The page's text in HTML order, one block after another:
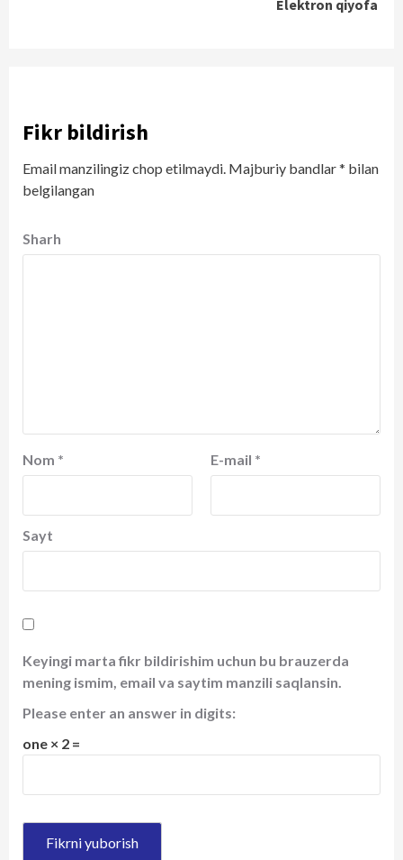
Elektron qiyofa
Fikr bildirish
Email manzilingiz chop etilmaydi. Majburiy bandlar* bilan
belgilangan
Sharh
Nom * E-mail *
Sayt
Keyingi marta fikr bildirishim uchun bu brauzerda
mening ismim, email va saytim manzili saqlansin.
Please enter an answer in digits:
one × 2 =